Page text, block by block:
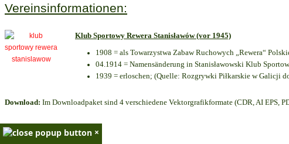
Vereinsinformationen:
Klub Sportowy Rewera Stanisławów (vor 1945)
1908 = als Towarzystwa Zabaw Ruchowych „Rewera“
04.1914 = Namensänderung in Stanisławowski Klub
1939 = erloschen; (Quelle: Rozgrywki Piłkarskie w Galicji
Download: Im Downloadpaket sind 4 verschiedene Vektorgrafikformate (CDR, AI EPS,
×